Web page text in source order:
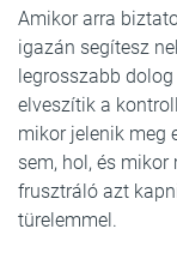
Amikor arra
igazán segítesz
legrosszabb
elveszítik a
mikor jelenik meg
sem, hol, és mikor
frusztráló azt
türelemmel.